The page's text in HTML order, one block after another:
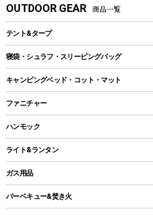
OUTDOOR GEAR 商品一覧
テント&タープ
テント
ツールームテント
ワンポールテント
シェルターテント
ロッジ型・オリジナルテント
タープ
寝袋・シュラフ・スリーピングバッグ
レクタングラー型（封筒型）シュラフ
インナーシュラフ
キャンピングベッド・コット・マット
キャンピングベッド・コット
インフレータブルマット
ファニチャー
アウトドアテーブル
レジャーシート
ハンモック
ライト&ランタン
LEDランタン
ガスランタン
オイルランタン
ガス用品
ガスバーナー
バーベキュー&焚き火